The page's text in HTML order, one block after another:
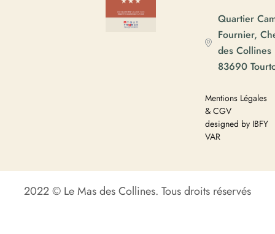
Quartier
Fournier,
des Collines
83690
Mentions Légales
& CGV
designed by IBFY
VAR
2022 © Le Mas des Collines. Tous droits réservés